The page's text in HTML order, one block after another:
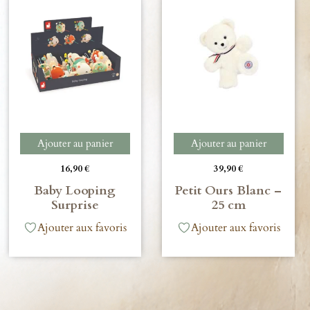
Ajouter au panier
16,90€
Baby Looping
Surprise
Ajouter aux favoris
Ajouter au panier
39,90€
Petit Ours Blanc –
25 cm
Ajouter aux favoris